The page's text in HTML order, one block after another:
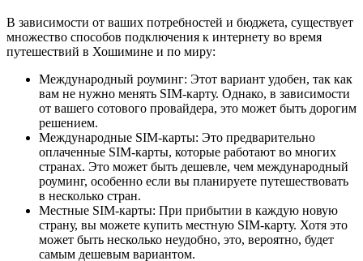
В зависимости от ваших потребностей и бюджета, существует
множество способов подключения к интернету во время
путешествий в Хошимине и по миру:
Международный роуминг: Этот вариант удобен, так как
вам не нужно менять SIM-карту. Однако, в зависимости
от вашего сотового провайдера, это может быть дорогим
решением.
Международные SIM-карты: Это предварительно
оплаченные SIM-карты, которые работают во многих
странах. Это может быть дешевле, чем международный
роуминг, особенно если вы планируете путешествовать
в несколько стран.
Местные SIM-карты: При прибытии в каждую новую
страну, вы можете купить местную SIM-карту. Хотя это
может быть несколько неудобно, это, вероятно, будет
самым дешевым вариантом.